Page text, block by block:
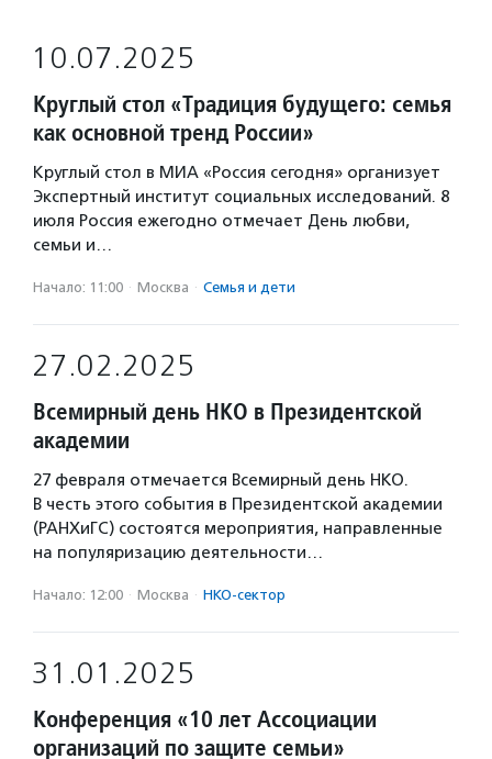
10.07.2025
Круглый стол «Традиция будущего: семья
как основной тренд России»
Круглый стол в МИА «Россия сегодня» организует
Экспертный институт социальных исследований. 8
июля Россия ежегодно отмечает День любви,
семьи и…
Начало: 11:00 · Москва · Семья и дети
27.02.2025
Всемирный день НКО в Президентской
академии
27 февраля отмечается Всемирный день НКО.
В честь этого события в Президентской академии
(РАНХиГС) состоятся мероприятия, направленные
на популяризацию деятельности…
Начало: 12:00 · Москва · НКО-сектор
31.01.2025
Конференция «10 лет Ассоциации
организаций по защите семьи»